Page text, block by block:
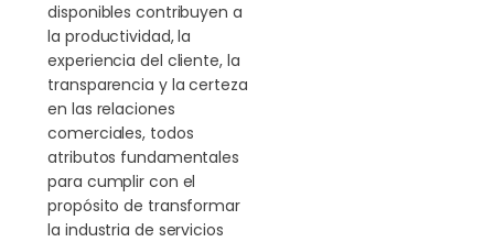
disponibles contribuyen a
la productividad, la
experiencia del cliente, la
transparencia y la certeza
en las relaciones
comerciales, todos
atributos fundamentales
para cumplir con el
propósito de transformar
la industria de servicios